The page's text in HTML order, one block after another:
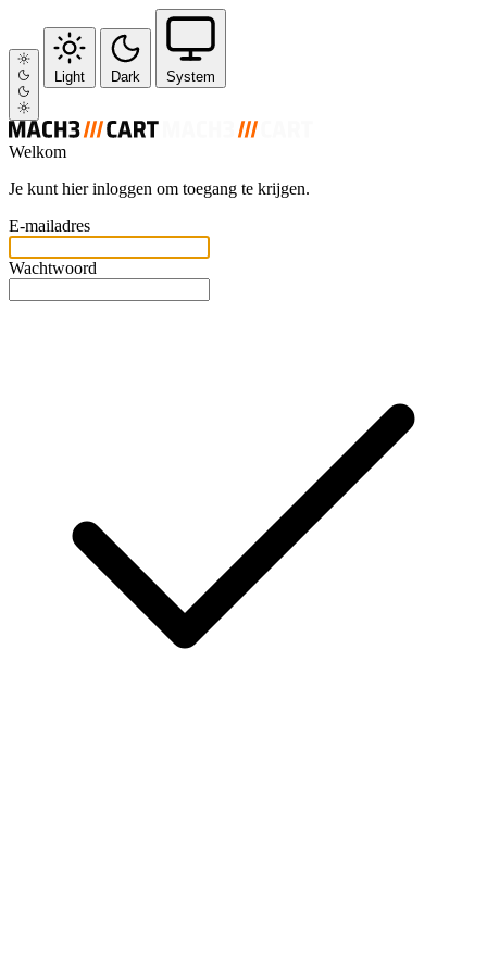
Light Dark System
Welkom
Je kunt hier inloggen om toegang te krijgen.
E-mailadres
Wachtwoord